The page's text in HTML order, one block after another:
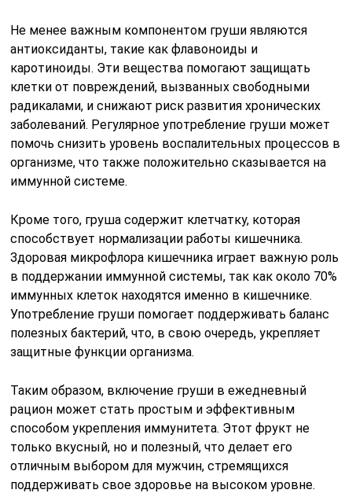
Не менее важным компонентом груши являются
антиоксиданты, такие как флавоноиды и
каротиноиды. Эти вещества помогают защищать
клетки от повреждений, вызванных свободными
радикалами, и снижают риск развития хронических
заболеваний. Регулярное употребление груши может
помочь снизить уровень воспалительных процессов в
организме, что также положительно сказывается на
иммунной системе.
Кроме того, груша содержит клетчатку, которая
способствует нормализации работы кишечника.
Здоровая микрофлора кишечника играет важную роль
в поддержании иммунной системы, так как около 70%
иммунных клеток находятся именно в кишечнике.
Употребление груши помогает поддерживать баланс
полезных бактерий, что, в свою очередь, укрепляет
защитные функции организма.
Таким образом, включение груши в ежедневный
рацион может стать простым и эффективным
способом укрепления иммунитета. Этот фрукт не
только вкусный, но и полезный, что делает его
отличным выбором для мужчин, стремящихся
поддерживать свое здоровье на высоком уровне.